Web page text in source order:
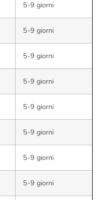
5-9 giorni
5-9 giorni
5-9 giorni
5-9 giorni
5-9 giorni
5-9 giorni
5-9 giorni
5-9 giorni